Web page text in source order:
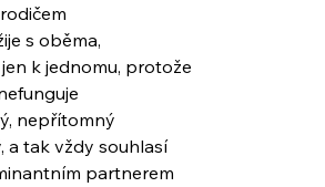
s oběma,
k jednomu, protože
nepřítomný
a tak vždy souhlasí
partnerem